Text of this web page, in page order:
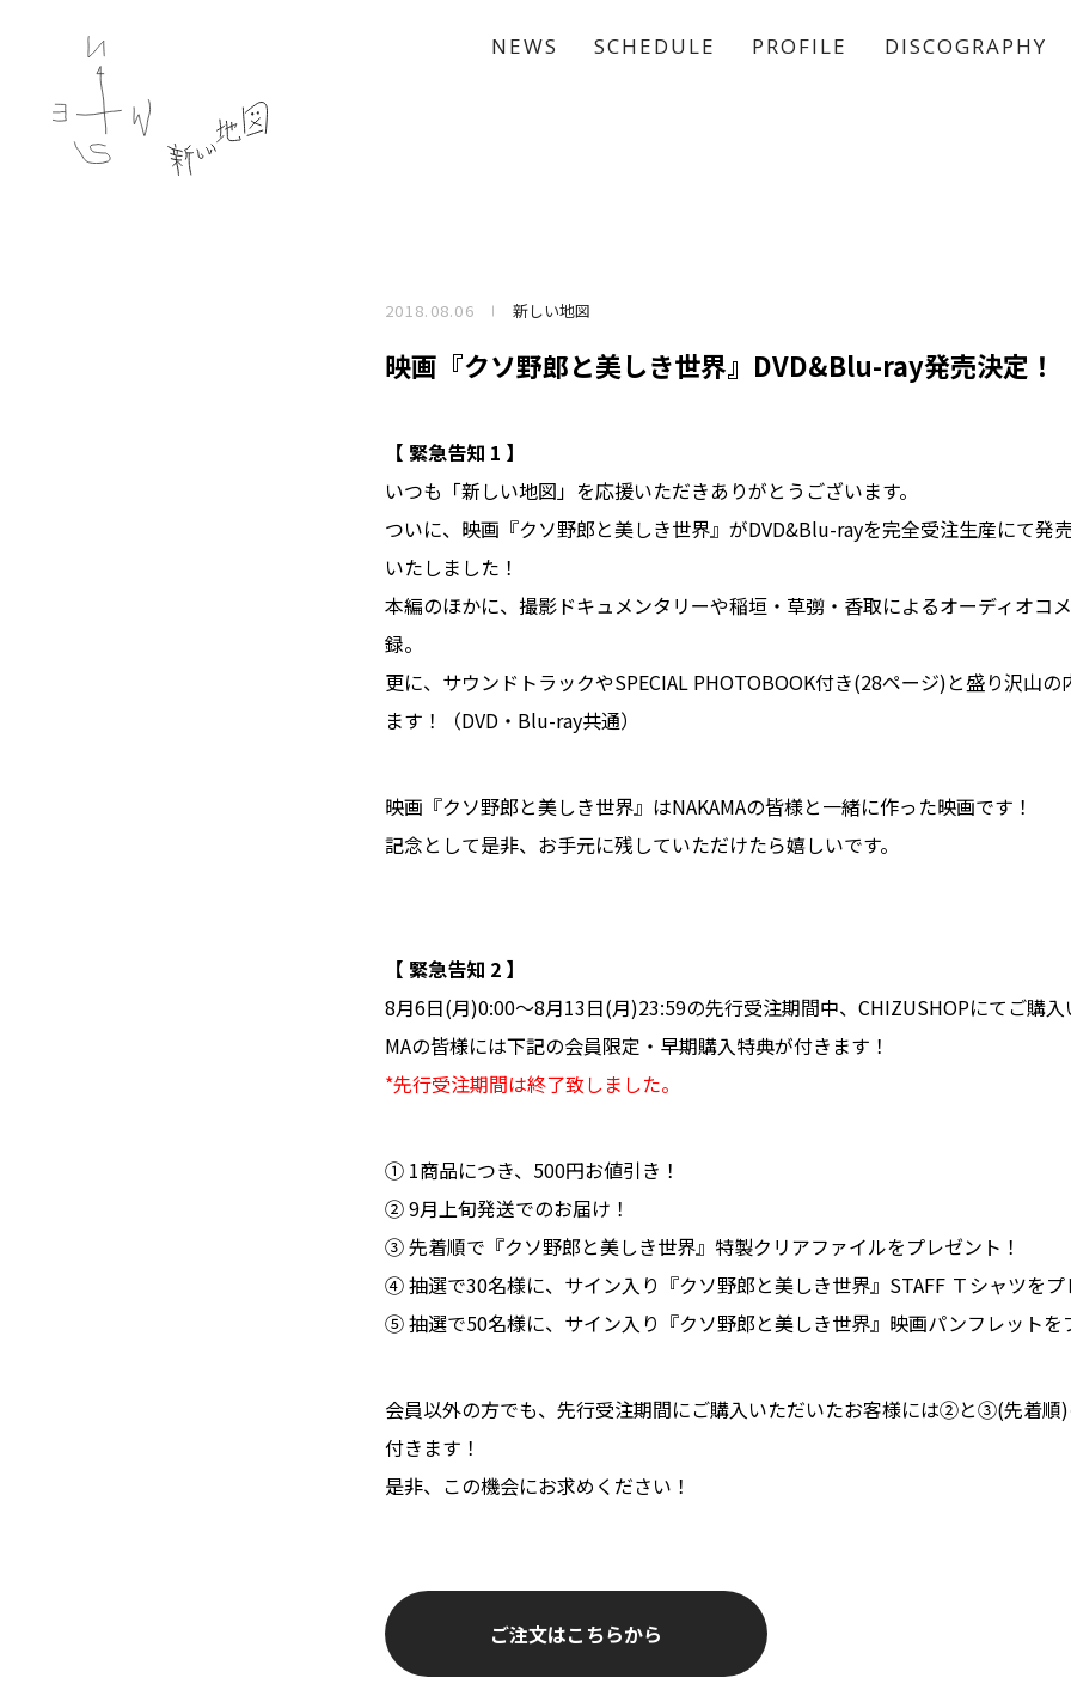
NEWS SCHEDULE PROFILE DISCOGRAPHY
2018.08.06 新しい地図
映画『クソ野郎と美しき世界』DVD&Blu-ray発売決定！
【 緊急告知 1 】
いつも「新しい地図」を応援いただきありがとうございます。
ついに、映画『クソ野郎と美しき世界』がDVD&Blu-rayを完全受注生産にて発
いたしました！
本編のほかに、撮影ドキュメンタリーや稲垣・草彅・香取によるオーディオコ
録。
更に、サウンドトラックやSPECIAL PHOTOBOOK付き(28ページ)と盛り沢山の
ます！（DVD・Blu-ray共通）
映画『クソ野郎と美しき世界』はNAKAMAの皆様と一緒に作った映画です！
記念として是非、お手元に残していただけたら嬉しいです。
【 緊急告知 2 】
8月6日(月)0:00～8月13日(月)23:59の先行受注期間中、CHIZUSHOPにてご購入
MAの皆様には下記の会員限定・早期購入特典が付きます！
*先行受注期間は終了致しました。
① 1商品につき、500円お値引き！
② 9月上旬発送でのお届け！
③ 先着順で『クソ野郎と美しき世界』特製クリアファイルをプレゼント！
④ 抽選で30名様に、サイン入り『クソ野郎と美しき世界』STAFF Ｔシャツを
➄ 抽選で50名様に、サイン入り『クソ野郎と美しき世界』映画パンフレットを
会員以外の方でも、先行受注期間にご購入いただいたお客様には②と③(先着順
付きます！
是非、この機会にお求めください！
ご注文はこちらから